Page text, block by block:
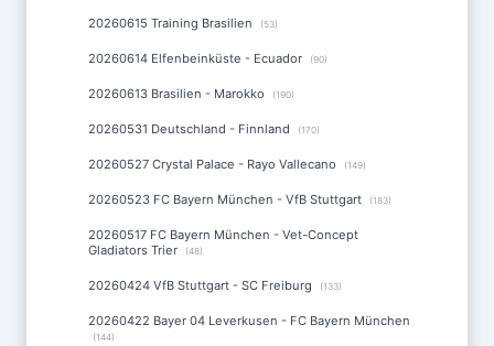
20260615 Training Brasilien (53)
20260614 Elfenbeinküste - Ecuador (90)
20260613 Brasilien - Marokko (190)
20260531 Deutschland - Finnland (170)
20260527 Crystal Palace - Rayo Vallecano (149)
20260523 FC Bayern München - VfB Stuttgart (183)
20260517 FC Bayern München - Vet-Concept
Gladiators Trier
(48)
20260424 VfB Stuttgart - SC Freiburg (133)
20260422 Bayer 04 Leverkusen - FC Bayern München
(144)